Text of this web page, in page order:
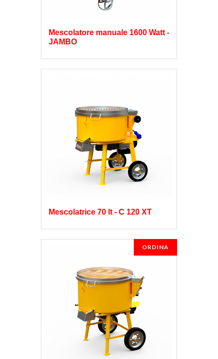
Mescolatore manuale 1600 Watt -
JAMBO
Mescolatrice 70 lt - C 120 XT
ORDINA